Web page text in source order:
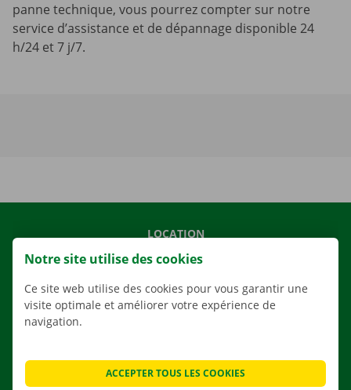
panne technique, vous pourrez compter sur notre
service d’assistance et de dépannage disponible 24
h/24 et 7 j/7.
LOCATION
NOS VÉHICULES
NOS SERVICES
AGENCES
Notre site utilise des cookies
Ce site web utilise des cookies pour vous garantir une
visite optimale et améliorer votre expérience de
navigation.
ACCEPTER TOUS LES COOKIES